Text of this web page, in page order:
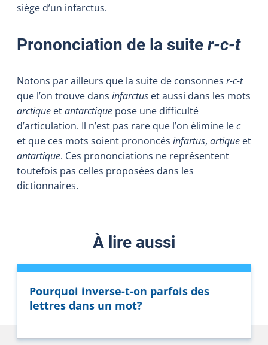
siège d’un infarctus.
Prononciation de la suite r-c-t
Notons par ailleurs que la suite de consonnes r-c-t
que l’on trouve dans infarctus et aussi dans les mots
arctique etantarctique pose une difficulté
d’articulation. Il n’est pas rare que l’on élimine lec
et que ces mots soient prononcés infartus, artique et
antartique. Ces prononciations ne représentent
toutefois pas celles proposées dans les
dictionnaires.
À lire aussi
Pourquoi inverse-t-on parfois des
lettres dans un mot?